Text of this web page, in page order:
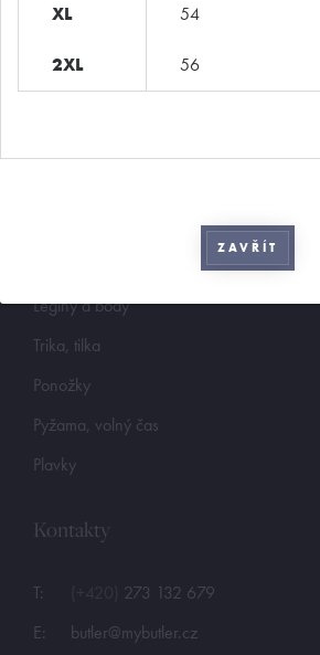
XL 54
2XL 56
ZAVŘÍT
Diesel
Calvin Klein
Legíny a body
Trika, tilka
Ponožky
Pyžama, volný čas
Plavky
Kontakty
T:
273 132 679
E:
butler@mybutler.cz